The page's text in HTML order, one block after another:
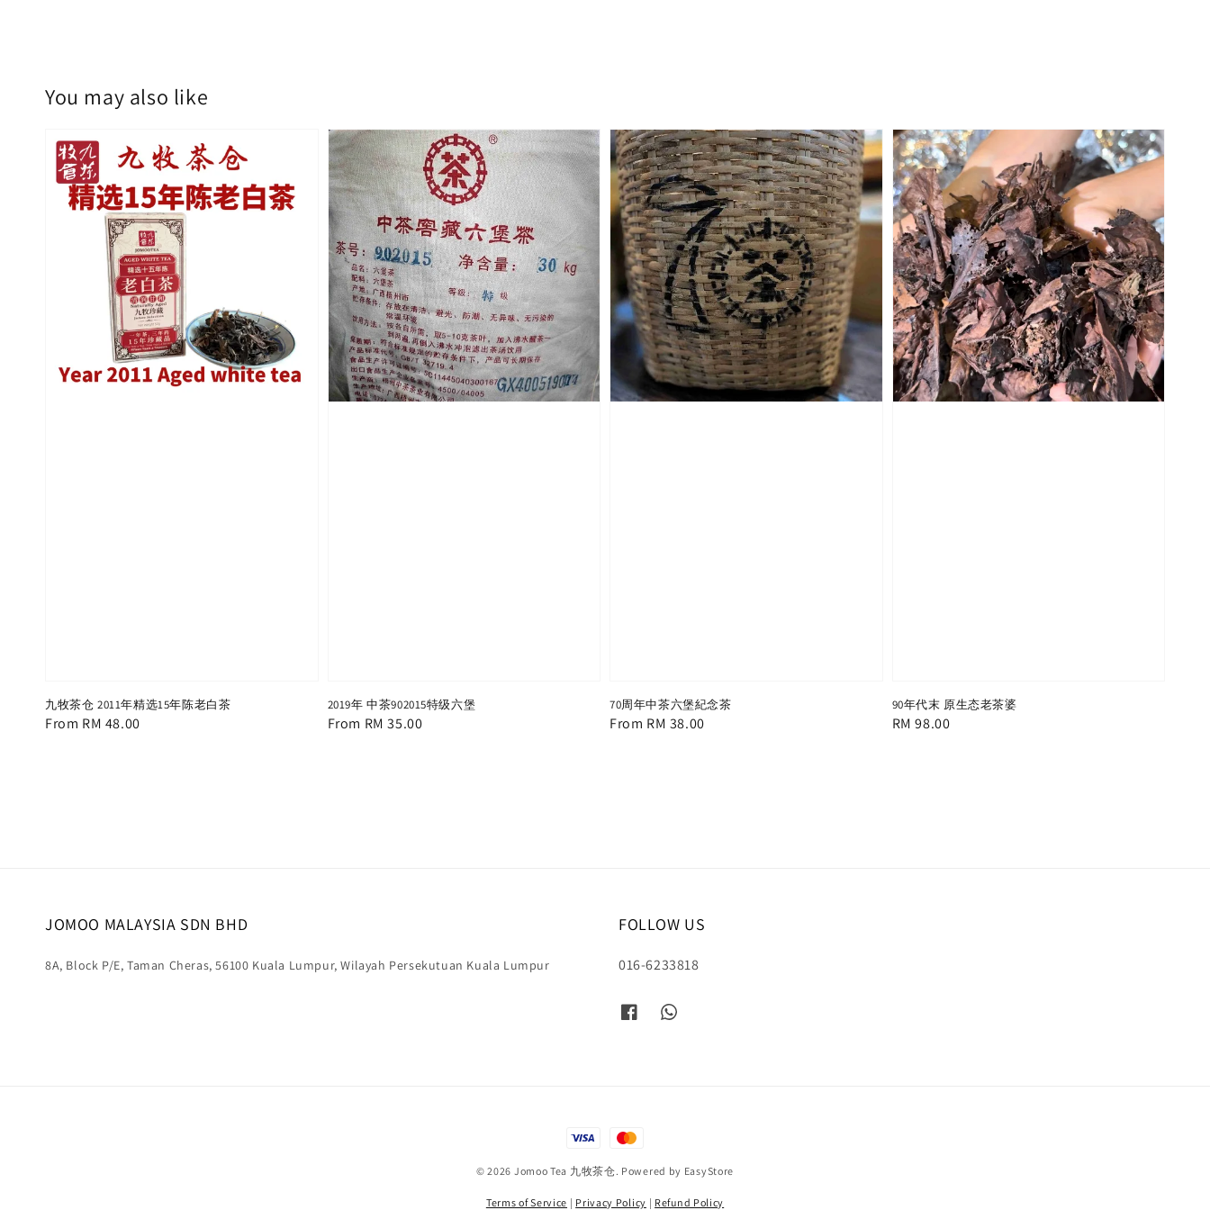
You may also like
九牧茶仓 2011年精选15年陈老白茶
Regular
From RM 48.00
2019年 中茶902015特级六堡
Regular
From RM 35.00
70周年中茶六堡紀念茶
Regular
From RM 38.00
90年代末 原生态老茶婆
Regular
RM 98.00
JOMOO MALAYSIA SDN BHD
8A, Block P/E, Taman Cheras, 56100 Kuala Lumpur, Wilayah Persekutuan Kuala Lumpur
FOLLOW US
016-6233818
© 2026 Jomoo Tea 九牧茶仓. Powered by EasyStore
Terms of Service | Privacy Policy | Refund Policy